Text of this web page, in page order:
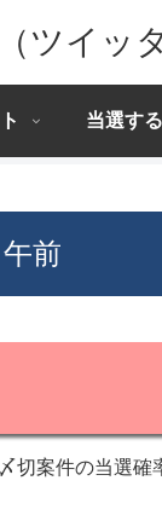
ツイッ
当選す
前
切案件の当選確